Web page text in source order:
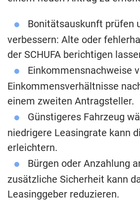
Bonitätsauskunft prüfen
verbessern: Alte oder
der SCHUFA berichtigen
Einkommensnachweise
Einkommensverhältnisse
einem zweiten Antragsteller.
Günstigeres Fahrzeug
niedrigere Leasingrate kann
erleichtern.
Bürgen oder Anzahlung
zusätzliche Sicherheit kann
Leasinggeber reduzieren.